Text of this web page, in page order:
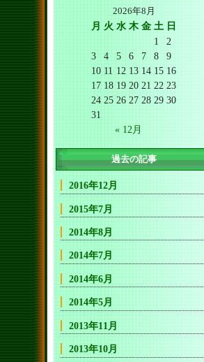
2026年8月
月 火 水 木 金 土 日
1
2
3
4 5 6 7 8
9
10 11 12 13 14 15 16
17 18 19 20 21 22 23
24 25 26 27 28 29 30
31
« 12月
過去の記事
2016年12月
2015年7月
2014年8月
2014年7月
2014年6月
2014年5月
2013年11月
2013年10月